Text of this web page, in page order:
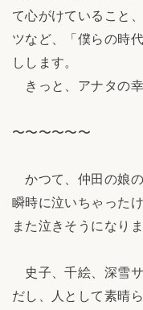
て心がけていること
ツなど、「僕らの時
しします。
きっと、アナタの
〜〜〜〜〜〜
かつて、仲田の娘
瞬時に泣いちゃった
また泣きそうになりま
史子、千絵、深雪
だし、人として素晴